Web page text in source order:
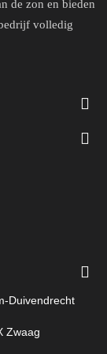
de zon en bieden
volledig
Duivendrecht
Zwaag